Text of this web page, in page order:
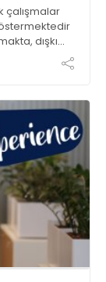
çalışmalar
dışkı
içerisinde
dedi